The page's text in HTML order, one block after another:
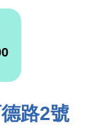
路2號